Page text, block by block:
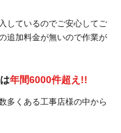
しているのでご安心してご
追加料金が無いので作業が
年間6000件超え!!
多くある工事店様の中から